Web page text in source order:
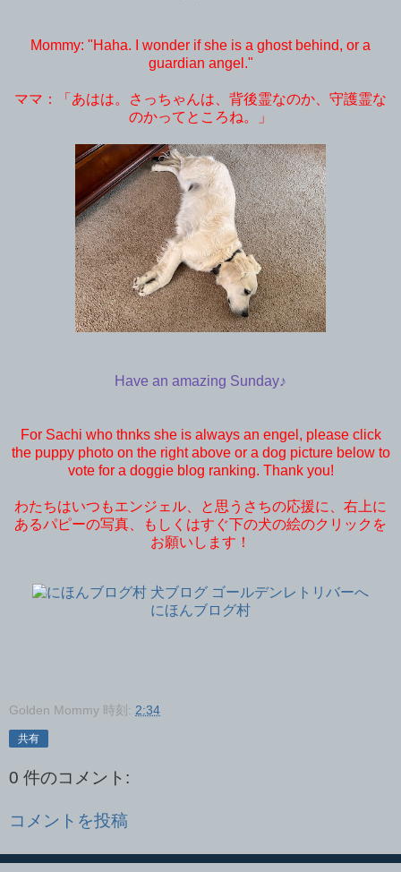
Mommy: "Haha. I wonder if she is a ghost behind, or a
guardian angel."
ママ：「あはは。さっちゃんは、背後霊なのか、守護霊な
のかってところね。」
Have an amazing Sunday♪
For Sachi who thnks she is always an engel, please click
the puppy photo on the right above or a dog picture below to
vote for a doggie blog ranking. Thank you!
わたちはいつもエンジェル、と思うさちの応援に、右上に
あるパピーの写真、もしくはすぐ下の犬の絵のクリックを
お願いします！
にほんブログ村
Golden Mommy 時刻: 2:34
共有
0 件のコメント:
コメントを投稿